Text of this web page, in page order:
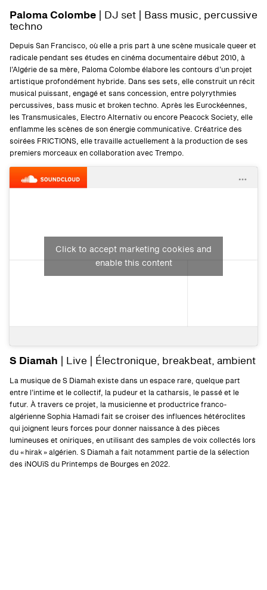
Paloma Colombe| DJ set | Bass music, percussive
techno
Depuis San Francisco, où elle a pris part à une scène musicale queer et
radicale pendant ses études en cinéma documentaire début 2010, à
l’Algérie de sa mère, Paloma Colombe élabore les contours d’un projet
artistique profondément hybride. Dans ses sets, elle construit un récit
musical puissant, engagé et sans concession, entre polyrythmies
percussives, bass music et broken techno. Après les Eurockéennes,
les Transmusicales, Electro Alternativ ou encore Peacock Society, elle
enflamme les scènes de son énergie communicative. Créatrice des
soirées FRICTIONS, elle travaille actuellement à la production de ses
premiers morceaux en collaboration avec Trempo.
Click to accept marketing cookies and
enable this content
S Diamah | Live | Électronique, breakbeat, ambient
La musique de S Diamah existe dans un espace rare, quelque part
entre l’intime et le collectif, la pudeur et la catharsis, le passé et le
futur. À travers ce projet, la musicienne et productrice franco-
algérienne Sophia Hamadi fait se croiser des influences hétéroclites
qui joignent leurs forces pour donner naissance à des pièces
lumineuses et oniriques, en utilisant des samples de voix collectés lors
du « hirak » algérien. S Diamah a fait notamment partie de la sélection
des iNOUïS du Printemps de Bourges en 2022.